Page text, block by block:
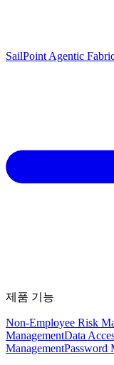
SailPoint Agentic
제품 기능
Non-Employee Risk
ManagementData
ManagementPassword